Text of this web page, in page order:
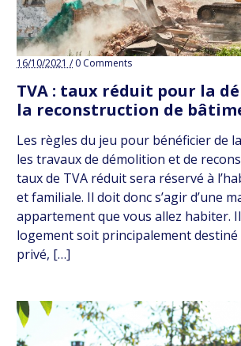
16/10/2021 / 0 Comments
TVA : taux réduit pour la
la reconstruction de
Les règles du jeu pour bénéficier de
les travaux de démolition et de
taux de TVA réduit sera réservé à
et familiale. Il doit donc s’agir d’une
appartement que vous allez habiter.
logement soit principalement destiné
privé, […]